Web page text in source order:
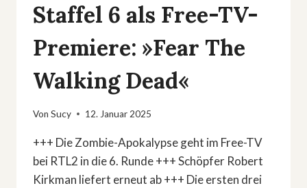
Staffel 6 als Free-TV-
Premiere: »Fear The
Walking Dead«
Von Sucy 12. Januar 2025
+++ Die Zombie-Apokalypse geht im Free-TV
bei RTL2 in die 6. Runde +++ Schöpfer Robert
Kirkman liefert erneut ab +++ Die ersten drei